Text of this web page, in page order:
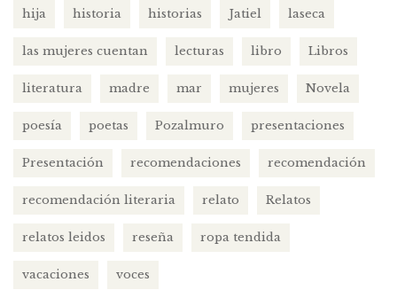
hija historia historias Jatiel laseca
las mujeres cuentan lecturas libro Libros
literatura madre mar mujeres Novela
poesía poetas Pozalmuro presentaciones
Presentación recomendaciones recomendación
recomendación literaria relato Relatos
relatos leidos reseña ropa tendida
vacaciones voces